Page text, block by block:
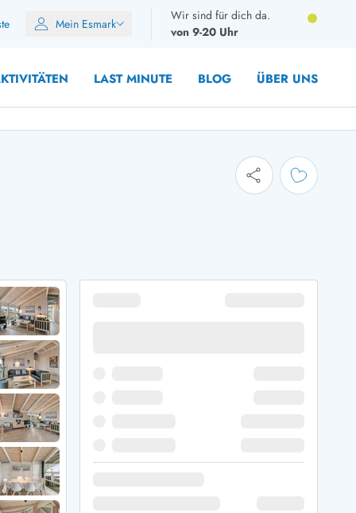
Mein Esmark
Wir sind für dich da.
von 9-20 Uhr
LAST MINUTE BLOG ÜBER UNS
Weihnachten
Silvester
Fjord